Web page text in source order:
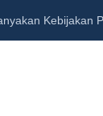
Kebijakan